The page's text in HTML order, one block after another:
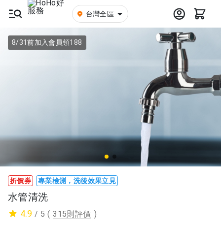
台灣全區
8/31前加入會員領188
折價券 專業檢測，洗後效果立見
水管清洗
4.9 / 5 ( 315則評價 )